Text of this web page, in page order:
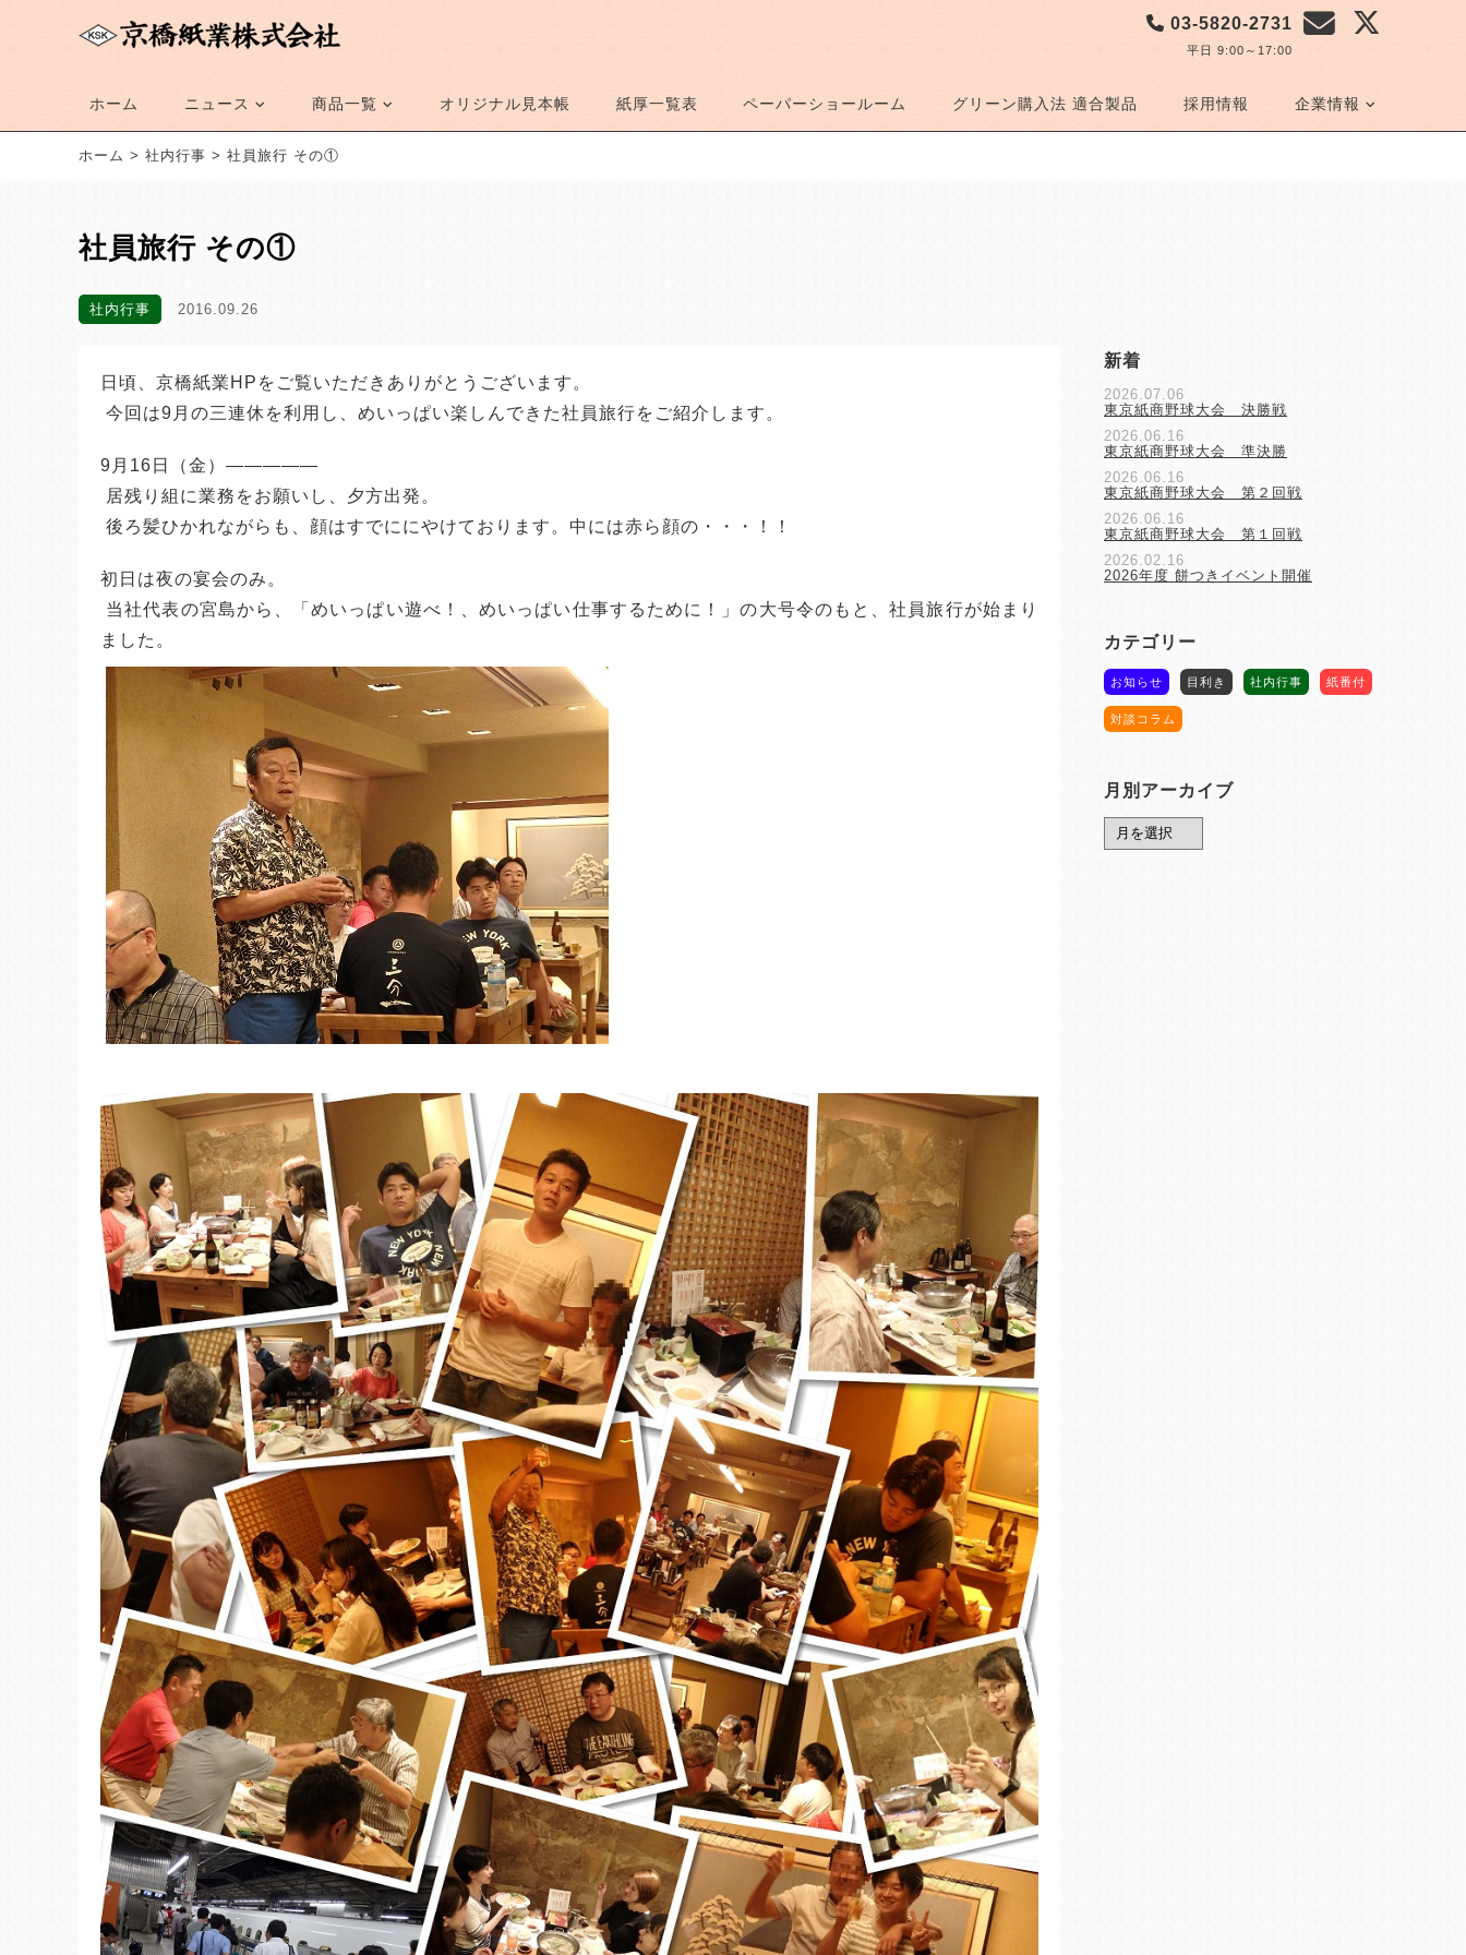
03-5820-2731
平日 9:00～17:00
ホーム ニュース 商品一覧 オリジナル見本帳 紙厚一覧表 ペーパーショールーム グリーン購入法 適合製品 採用情報 企業情報
ホーム > 社内行事 > 社員旅行 その①
社員旅行 その①
社内行事 2016.09.26
日頃、京橋紙業HPをご覧いただきありがとうございます。
今回は9月の三連休を利用し、めいっぱい楽しんできた社員旅行をご紹介します。
9月16日（金）—————
居残り組に業務をお願いし、夕方出発。
後ろ髪ひかれながらも、顔はすでににやけております。中には赤ら顔の・・・！！
初日は夜の宴会のみ。
ました。
新着
2026.07.06
東京紙商野球大会 決勝戦
2026.06.16
東京紙商野球大会 準決勝
2026.06.16
東京紙商野球大会 第２回戦
2026.06.16
東京紙商野球大会 第１回戦
2026.02.16
2026年度 餅つきイベント開催
カテゴリー
お知らせ 目利き 社内行事 紙番付
対談コラム
月別アーカイブ